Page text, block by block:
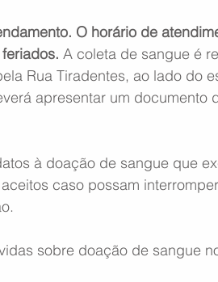
O horário de
A coleta de sangue é
Rua Tiradentes, ao lado do
apresentar um documento
à doação de sangue que
caso possam
sobre doação de sangue